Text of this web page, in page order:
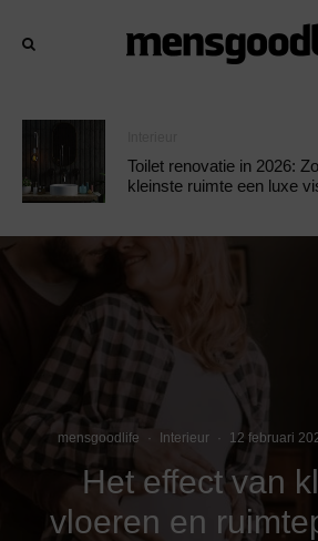
Toilet renovatie in 2026:
kleinste ruimte een luxe
mensgoodlife · Interieur · 12 februari
Het effect van
vloeren en